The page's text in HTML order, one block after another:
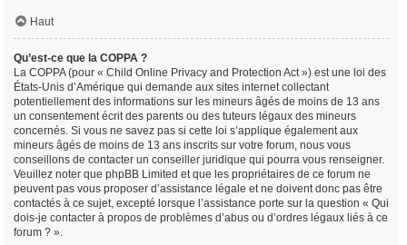
Haut
Qu’est-ce que la COPPA ?
La COPPA (pour « Child Online Privacy and Protection Act ») est une loi des
États-Unis d’Amérique qui demande aux sites internet collectant
potentiellement des informations sur les mineurs âgés de moins de 13 ans
un consentement écrit des parents ou des tuteurs légaux des mineurs
concernés. Si vous ne savez pas si cette loi s’applique également aux
mineurs âgés de moins de 13 ans inscrits sur votre forum, nous vous
conseillons de contacter un conseiller juridique qui pourra vous renseigner.
Veuillez noter que phpBB Limited et que les propriétaires de ce forum ne
peuvent pas vous proposer d’assistance légale et ne doivent donc pas être
contactés à ce sujet, excepté lorsque l’assistance porte sur la question « Qui
dois-je contacter à propos de problèmes d’abus ou d’ordres légaux liés à ce
forum ? ».